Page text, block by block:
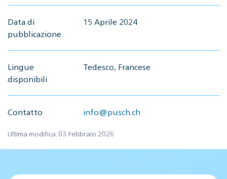
Data di
pubblicazione
15 Aprile 2024
Lingue
disponibili
Tedesco, Francese
Contatto info@pusch.ch
Ultima modifica: 03 Febbraio 2026